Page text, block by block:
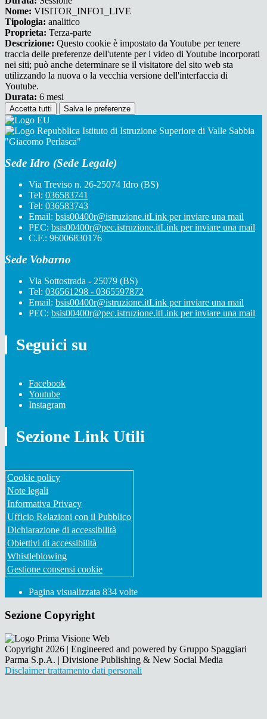
Nome: VISITOR_INFO1_LIVE
Tipologia: analitico
Proprieta: Terza-parte
Descrizione: Questo cookie è impostato da Youtube per tenere
traccia delle preferenze dell'utente per i video di Youtube incorporati
nei siti; può anche determinare se il visitatore del sito web sta
utilizzando la nuova o la vecchia versione dell'interfaccia di
Youtube.
Durata: 6 mesi
Accetta tutti Salva le preferenze
Istituto di Istruzione Superiore di Valle Sabbia
"Giacomo Perlasca"
Sede Idro (Sede Legale)
Via Treviso n. 26-25074 Idro (BS)
Tel: 036583741
Tel: 036583743
Email: bsis00400r@istruzione.itLink per inviare una mail
PEC: bsis00400r@pec.istruzione.itLink per inviare una mail
C.F.: 96006830176
Sede Vobarno
Via Sottostrada - 25079 (BS)
Tel: 036561298 - 0365597872
Email: bsis00400r@istruzione.itLink per inviare una mail
PEC: bsis00400r@pec.istruzione.itLink per inviare una mail
Seguici su
Facebook
Youtube
Instagram
Sezione Link Utili
Cookie policy
Note legali
Informativa Privacy
Ufficio Relazioni con il Pubblico
Dichiarazione di accessibilità
Obiettivi di accessibilità
Whistleblowing
Gestione consensi cookie
Pagina visualizzata 834 volte
Sezione Copyright
Copyright 2026 | Engineered and powered by Gruppo Spaggiari
Parma S.p.A. | Divisione Publishing & New Social Media
Disclaimer trattamento dati personali